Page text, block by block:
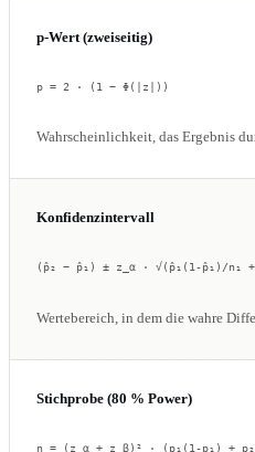
p-Wert (zweiseitig)
p = 2 · (1 − Φ(|z|))
Wahrscheinlichkeit, das Ergebnis
Konfidenzintervall
(p̂₂ − p̂₁) ± z_α · √(p̂₁(1-p̂₁)/n₁
Wertebereich, in dem die wahre
Stichprobe (80 % Power)
n = (z_α + z_β)² · (p₁(1-p₁) +